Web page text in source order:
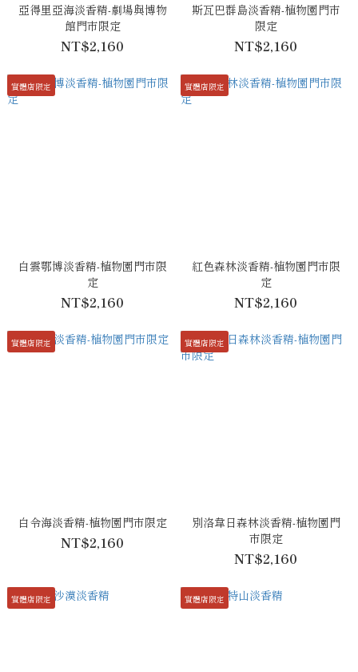
亞得里亞海淡香精-劇場與博物
館門市限定
NT$2,160
斯瓦巴群島淡香精-植物園門市
限定
NT$2,160
實體店限定
白雲鄂博淡香精-植物園門市限
定
NT$2,160
實體店限定
紅色森林淡香精-植物園門市限
定
NT$2,160
實體店限定
白令海淡香精-植物園門市限定
NT$2,160
實體店限定
別洛韋日森林淡香精-植物園門
市限定
NT$2,160
實體店限定 實體店限定